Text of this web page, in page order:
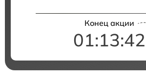
Конец акции
01:13:41